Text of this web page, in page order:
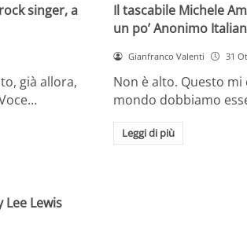
singer, a
già allora,
Il tascabile Michele
un po’ Anonimo
Gianfranco Valenti 31
Non è alto. Questo
mondo dobbiamo
Leggi di più
Lee Lewis